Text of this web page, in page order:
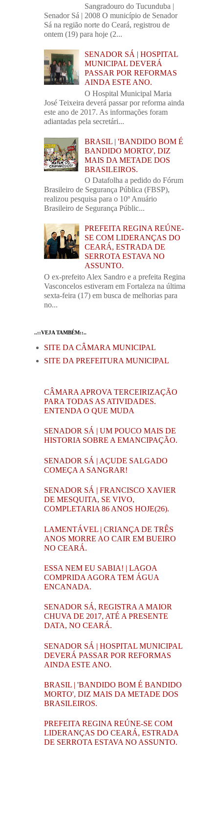
Sangradouro do Tucunduba |
Senador Sá | 2008 O município de Senador
Sá na região norte do Ceará, registrou de
ontem (19) para hoje (2...
SENADOR SÁ | HOSPITAL
MUNICIPAL DEVERÁ
PASSAR POR REFORMAS
AINDA ESTE ANO.
O Hospital Municipal Maria
José Teixeira deverá passar por reforma ainda
este ano de 2017. As informações foram
adiantadas pela secretári...
BRASIL | 'BANDIDO BOM É
BANDIDO MORTO', DIZ
MAIS DA METADE DOS
BRASILEIROS.
O Datafolha a pedido do Fórum
Brasileiro de Segurança Pública (FBSP),
realizou pesquisa para o 10º Anuário
Brasileiro de Segurança Públic...
PREFEITA REGINA REÚNE-
SE COM LIDERANÇAS DO
CEARÁ, ESTRADA DE
SERROTA ESTAVA NO
ASSUNTO.
O ex-prefeito Alex Sandro e a prefeita Regina
Vasconcelos estiveram em Fortaleza na última
sexta-feira (17) em busca de melhorias para
no...
..::VEJA TAMBÉM::..
SITE DA CÂMARA MUNICIPAL
SITE DA PREFEITURA MUNICIPAL
CÂMARA APROVA TERCEIRIZAÇÃO
PARA TODAS AS ATIVIDADES.
ENTENDA O QUE MUDA
SENADOR SÁ | UM POUCO MAIS DE
HISTORIA SOBRE A EMANCIPAÇÃO.
SENADOR SÁ | AÇUDE SALGADO
COMEÇA A SANGRAR!
SENADOR SÁ | FRANCISCO XAVIER
DE MESQUITA, SE VIVO,
COMPLETARIA 86 ANOS HOJE(26).
LAMENTÁVEL | CRIANÇA DE TRÊS
ANOS MORRE AO CAIR EM BUEIRO
NO CEARÁ.
ESSA NEM EU SABIA! | LAGOA
COMPRIDA AGORA TEM ÁGUA
ENCANADA.
SENADOR SÁ, REGISTRA A MAIOR
CHUVA DE 2017, ATÉ A PRESENTE
DATA, NO CEARÁ.
SENADOR SÁ | HOSPITAL MUNICIPAL
DEVERÁ PASSAR POR REFORMAS
AINDA ESTE ANO.
BRASIL | 'BANDIDO BOM É BANDIDO
MORTO', DIZ MAIS DA METADE DOS
BRASILEIROS.
PREFEITA REGINA REÚNE-SE COM
LIDERANÇAS DO CEARÁ, ESTRADA
DE SERROTA ESTAVA NO ASSUNTO.